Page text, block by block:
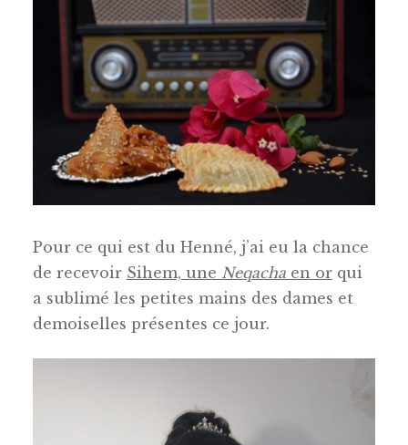
Pour ce qui est du Henné, j’ai eu la chance
de recevoir Sihem, une Neqachaen orqui
a sublimé les petites mains des dames et
demoiselles présentes ce jour.